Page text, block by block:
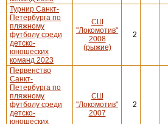
Турнир Санкт-
Петербурга по
пляжному
футболу среди
детско-
юношеских
команд 2023
СШ
"Локомотив"
2008
(рыжие)
2
Первенство
Санкт-
Петербурга по
пляжному
футболу среди
детско-
юношеских
СШ
"Локомотив"
2007
2